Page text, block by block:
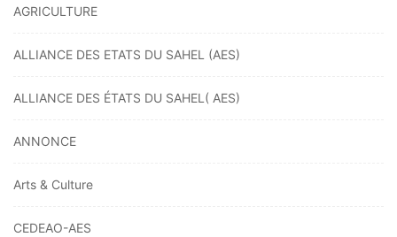
AGRICULTURE
ALLIANCE DES ETATS DU SAHEL (AES)
ALLIANCE DES ÉTATS DU SAHEL( AES)
ANNONCE
Arts & Culture
CEDEAO-AES